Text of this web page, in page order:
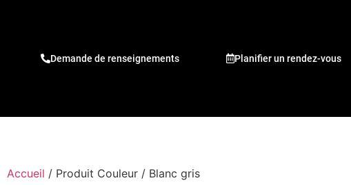
Demande de renseignements Planifier un rendez-vous
Accueil / Produit Couleur / Blanc gris